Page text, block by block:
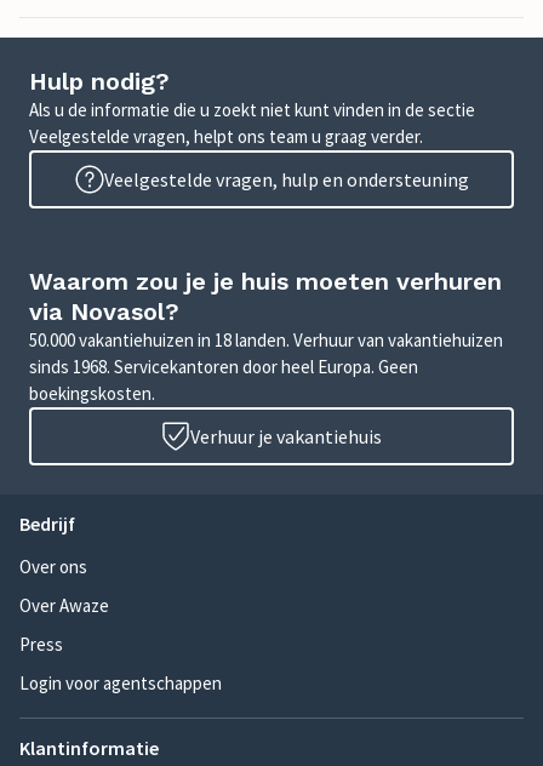
Hulp nodig?
Als u de informatie die u zoekt niet kunt vinden in de sectie
Veelgestelde vragen, helpt ons team u graag verder.
Veelgestelde vragen, hulp en ondersteuning
Waarom zou je je huis moeten verhuren
via Novasol?
50.000 vakantiehuizen in 18 landen. Verhuur van vakantiehuizen
sinds 1968. Servicekantoren door heel Europa. Geen
boekingskosten.
Verhuur je vakantiehuis
Bedrijf
Over ons
Over Awaze
Press
Login voor agentschappen
Klantinformatie